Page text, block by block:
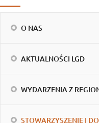
O NAS
AKTUALNOŚCI LGD
WYDARZENIA Z
STOWARZYSZENIE I